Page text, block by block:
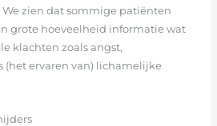
zien dat sommige patiënten
grote hoeveelheid informatie wat
klachten zoals angst,
(het ervaren van) lichamelijke